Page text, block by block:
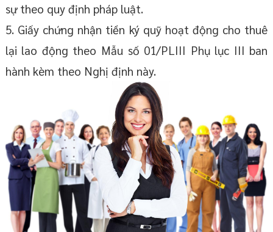
sự theo quy định pháp luật.
5. Giấy chứng nhận tiền ký quỹ hoạt động cho thuê
lại lao động theo Mẫu số 01/PLIII Phụ lục III ban
hành kèm theo Nghị định này.